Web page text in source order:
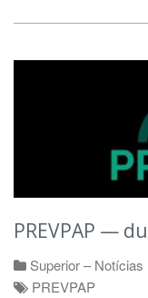
PREVPAP —
Superior – Notícias
PREVPAP